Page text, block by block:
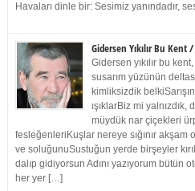
Havaları dinle bir: Sesimiz yanındadır,
Gidersen Yıkılır Bu
Gidersen yıkılır bu
susarım yüzünün
kimliksizdik
ışıklarBiz mi
müydük nar çiçekleri
fesleğenleriKuşlar nereye sığınır
ve soluğunuSustuğun yerde birşeyler
dalıp gidiyorsun Adını yazıyorum bütün
her yer […]